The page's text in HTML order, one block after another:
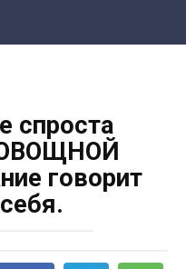
спроста
ОВОЩНОЙ
говорит